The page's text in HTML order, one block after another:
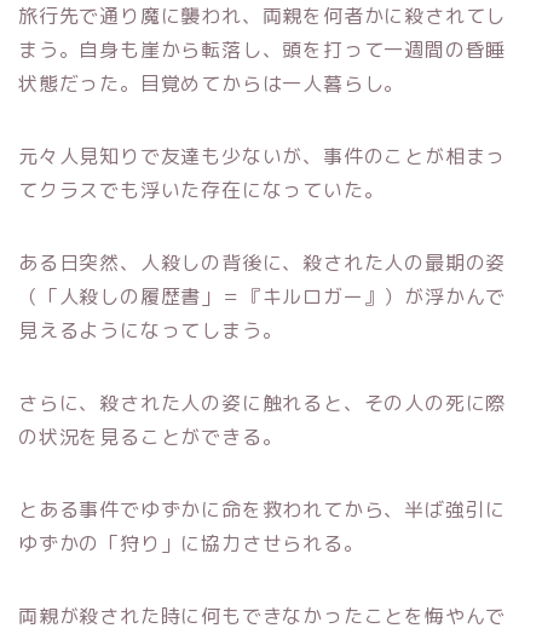
旅行先で通り魔に襲われ、両親を何者かに殺されてし
まう。自身も崖から転落し、頭を打って一週間の昏睡
状態だった。目覚めてからは一人暮らし。
元々人見知りで友達も少ないが、事件のことが相まっ
てクラスでも浮いた存在になっていた。
ある日突然、人殺しの背後に、殺された人の最期の姿
（「人殺しの履歴書」＝『キルロガー』）が浮かんで
見えるようになってしまう。
さらに、殺された人の姿に触れると、その人の死に際
の状況を見ることができる。
とある事件でゆずかに命を救われてから、半ば強引に
ゆずかの「狩り」に協力させられる。
両親が殺された時に何もできなかったことを悔やんで